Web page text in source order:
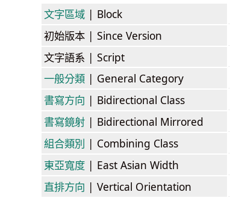
文字區域 | Block
初始版本 | Since Version
文字語系 | Script
一般分類 | General Category
書寫方向 | Bidirectional Class
書寫鏡射 | Bidirectional Mirrored
組合類別 | Combining Class
東亞寬度 | East Asian Width
直排方向 | Vertical Orientation